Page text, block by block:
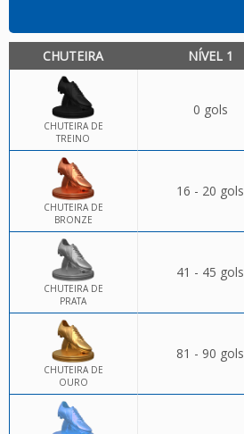
CHUTEIRA NÍVEL 1
CHUTEIRA DE
TREINO
0 gols
CHUTEIRA DE
BRONZE
16 - 20 gols
CHUTEIRA DE
PRATA
41 - 45 gols
CHUTEIRA DE
OURO
81 - 90 gols